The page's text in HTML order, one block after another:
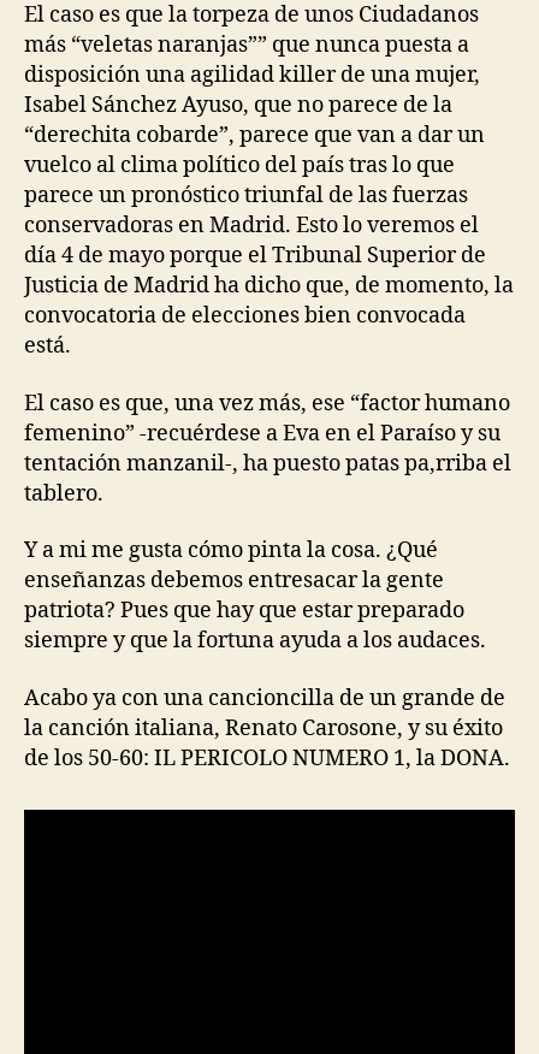
El caso es que la torpeza de unos Ciudadanos
más “veletas naranjas”” que nunca puesta a
disposición una agilidad killer de una mujer,
Isabel Sánchez Ayuso, que no parece de la
“derechita cobarde”, parece que van a dar un
vuelco al clima político del país tras lo que
parece un pronóstico triunfal de las fuerzas
conservadoras en Madrid. Esto lo veremos el
día 4 de mayo porque el Tribunal Superior de
Justicia de Madrid ha dicho que, de momento, la
convocatoria de elecciones bien convocada
está.
El caso es que, una vez más, ese “factor humano
femenino” -recuérdese a Eva en el Paraíso y su
tentación manzanil-, ha puesto patas pa,rriba el
tablero.
Y a mi me gusta cómo pinta la cosa. ¿Qué
enseñanzas debemos entresacar la gente
patriota? Pues que hay que estar preparado
siempre y que la fortuna ayuda a los audaces.
Acabo ya con una cancioncilla de un grande de
la canción italiana, Renato Carosone, y su éxito
de los 50-60: IL PERICOLO NUMERO 1, la DONA.